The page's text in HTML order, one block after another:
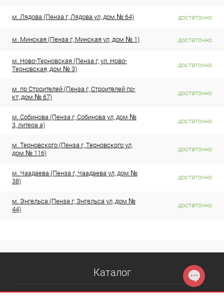
м. Лядова (Пенза г, Лядова ул, дом № 64) достаточно
м. Минская (Пенза г, Минская ул, дом № 1) достаточно
м. Ново-Терновская (Пенза г, ул. Ново-
Терновская, дом № 3)
достаточно
м. пр Строителей (Пенза г, Строителей пр-
кт, дом № 67)
достаточно
м. Собинова (Пенза г, Собинова ул, дом №
3, литера а)
достаточно
м. Терновского (Пенза г, Терновского ул,
дом № 116)
достаточно
м. Чаадаева (Пенза г, Чаадаева ул, дом №
38)
достаточно
м. Энгельса (Пенза г, Энгельса ул, дом №
44)
достаточно
Каталог